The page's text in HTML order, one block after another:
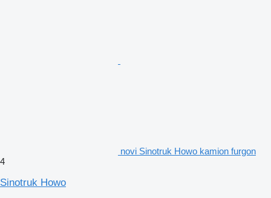
novi Sinotruk Howo kamion furgon
4
Sinotruk Howo